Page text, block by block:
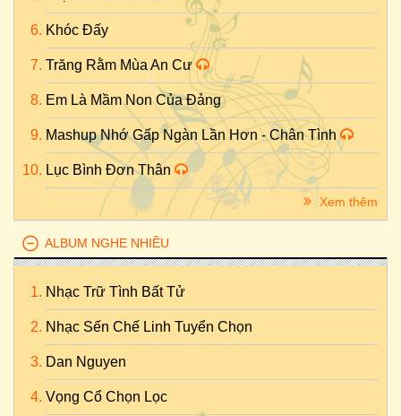
Khóc Đấy
Trăng Rằm Mùa An Cư
Em Là Mầm Non Của Đảng
Mashup Nhớ Gấp Ngàn Lần Hơn - Chân Tình
Lục Bình Đơn Thân
Xem thêm
ALBUM NGHE NHIỀU
Nhạc Trữ Tình Bất Tử
Nhạc Sến Chế Linh Tuyển Chọn
Dan Nguyen
Vọng Cổ Chọn Lọc